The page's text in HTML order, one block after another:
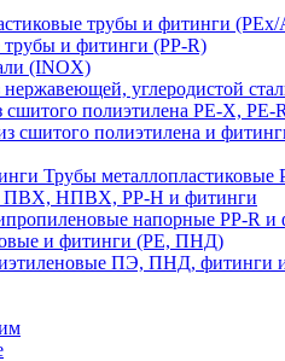
трубы и фитинги
и фитинги (PP-R)
(INOX)
углеродистой
сшитого полиэтилена PE-X, PE-
сшитого полиэтилена и
Трубы
ПВХ, НПВХ, PP-H и фитинги
напорные PP-R и
и фитинги (PE, ПНД)
ПЭ, ПНД, фитинги